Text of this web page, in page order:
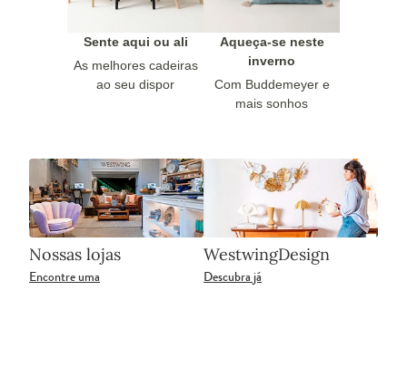
Sente aqui ou ali
As melhores cadeiras
ao seu dispor
Aqueça-se neste
inverno
Com Buddemeyer e
mais sonhos
Nossas lojas
Encontre uma
WestwingDesign
Descubra já